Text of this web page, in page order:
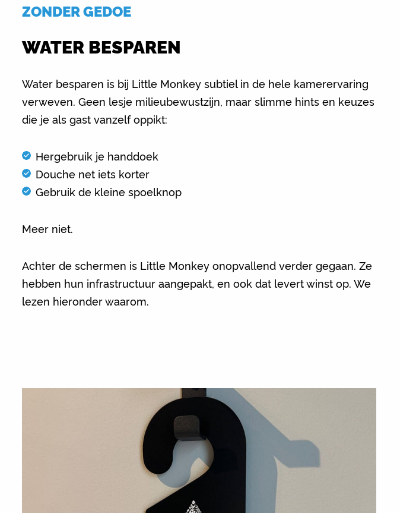
ZONDER GEDOE
WATER BESPAREN
Water besparen is bij Little Monkey subtiel in de hele kamerervaring
verweven. Geen lesje milieubewustzijn, maar slimme hints en keuzes
die je als gast vanzelf oppikt:
Hergebruik je handdoek
Douche net iets korter
Gebruik de kleine spoelknop
Meer niet.
Achter de schermen is Little Monkey onopvallend verder gegaan. Ze
hebben hun infrastructuur aangepakt, en ook dat levert winst op. We
lezen hieronder waarom.